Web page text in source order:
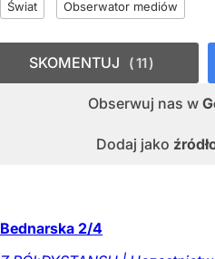
Świat Obserwator mediów
Obserwuj nas w
Dodaj jako
SKOMENTUJ 11
Bednarska 2/4